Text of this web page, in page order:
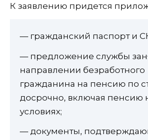
К заявлению придется
— гражданский паспорт и
— предложение службы
направлении безработного
гражданина на пенсию по
досрочно, включая пенсию
условиях;
— документы,